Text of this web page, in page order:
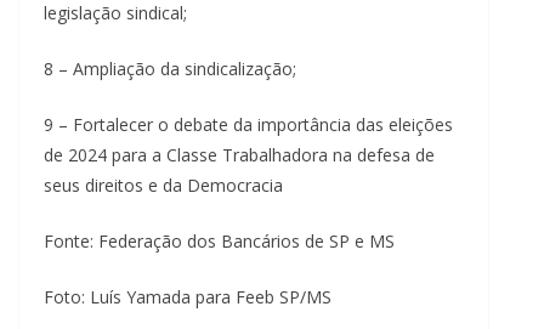
legislação sindical;
8 – Ampliação da sindicalização;
9 – Fortalecer o debate da importância das eleições
de 2024 para a Classe Trabalhadora na defesa de
seus direitos e da Democracia
Fonte: Federação dos Bancários de SP e MS
Foto: Luís Yamada para Feeb SP/MS